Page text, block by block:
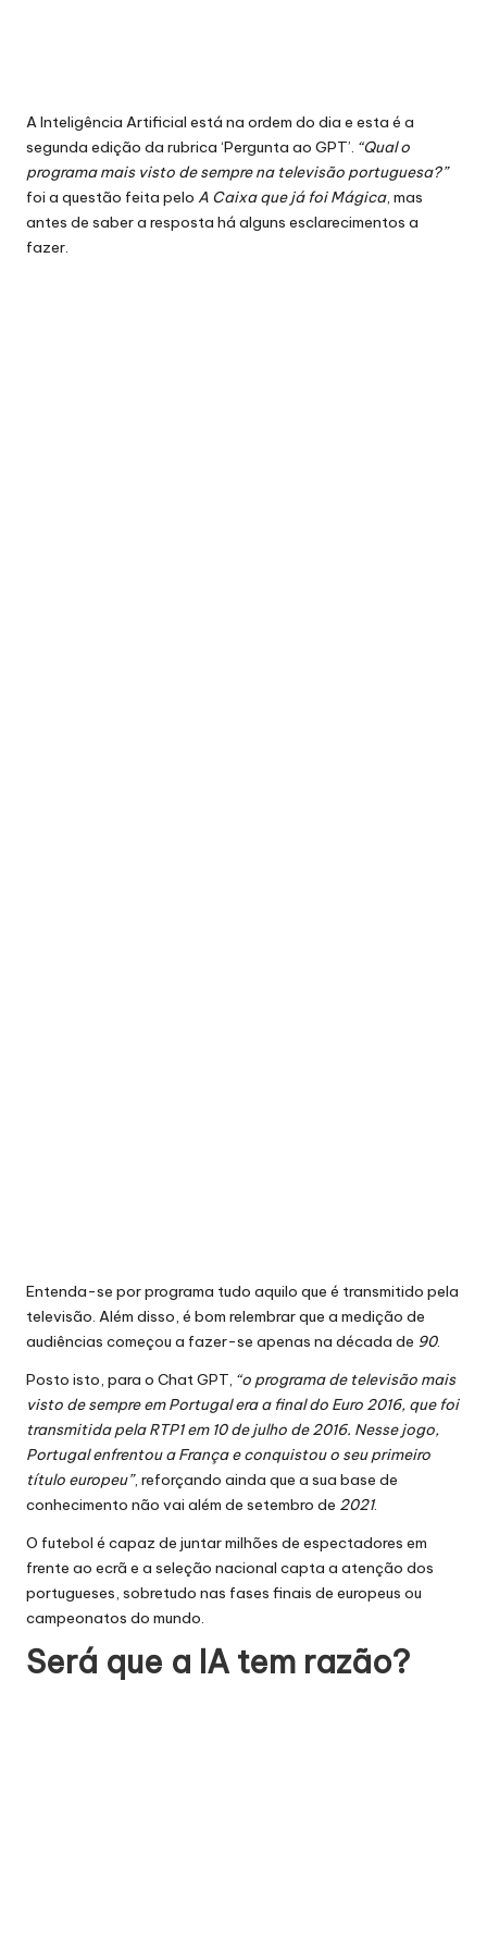
A Inteligência Artificial está na ordem do dia e esta é a
segunda edição da rubrica ‘Pergunta ao GPT’. “Qual o
programa mais visto de sempre na televisão portuguesa?”
foi a questão feita pelo A Caixa que já foi Mágica, mas
antes de saber a resposta há alguns esclarecimentos a
fazer.
Entenda-se por programa tudo aquilo que é transmitido pela
televisão. Além disso, é bom relembrar que a medição de
audiências começou a fazer-se apenas na década de 90.
Posto isto, para o Chat GPT, “o programa de televisão mais
visto de sempre em Portugal era a final do Euro 2016, que foi
transmitida pela RTP1 em 10 de julho de 2016. Nesse jogo,
Portugal enfrentou a França e conquistou o seu primeiro
título europeu”, reforçando ainda que a sua base de
conhecimento não vai além de setembro de 2021.
O futebol é capaz de juntar milhões de espectadores em
frente ao ecrã e a seleção nacional capta a atenção dos
portugueses, sobretudo nas fases finais de europeus ou
campeonatos do mundo.
Será que a IA tem razão?